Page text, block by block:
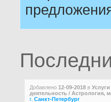
Добавлено 12-09-2018 в Услуги
деятельность / Астрология,
г. Санкт-Петербург